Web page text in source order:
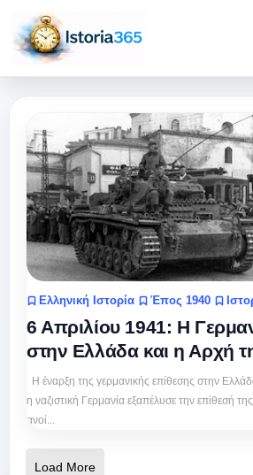
Ελληνική Ιστορία Έπος 1940
6 Απριλίου 1941: Η
στην Ελλάδα και η Αρχή
Η έναρξη της γερμανικής επίθεσης στην
η ναζιστική Γερμανία εξαπέλυσε την επίθεσή
ανοί...
Load More